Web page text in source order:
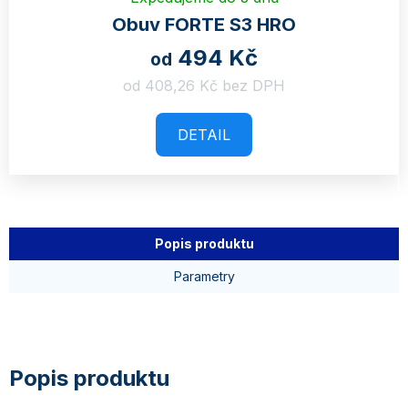
Obuv FORTE S3 HRO
od 494 Kč
od 408,26 Kč bez DPH
DETAIL
Popis produktu
Parametry